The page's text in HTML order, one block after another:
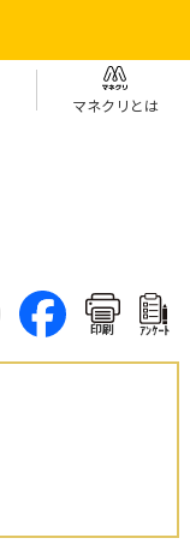
マネクリとは
印刷 ｱﾝｹｰﾄ